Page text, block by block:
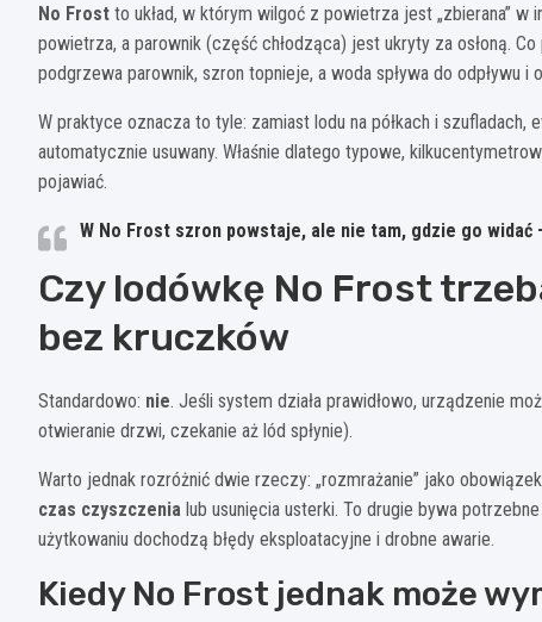
No Frost to układ, w którym wilgoć z powietrza jest „zbierana” w
powietrza, a parownik (część chłodząca) jest ukryty za osłoną.
podgrzewa parownik, szron topnieje, a woda spływa do odpływu
W praktyce oznacza to tyle: zamiast lodu na półkach i szufladach,
automatycznie usuwany. Właśnie dlatego typowe,
pojawiać.
W No Frost szron powstaje, ale nie tam, gdzie go
Czy lodówkę No Frost
bez kruczków
Standardowo: nie. Jeśli system działa prawidłowo, urządzenie
otwieranie drzwi, czekanie aż lód spłynie).
Warto jednak rozróżnić dwie rzeczy: „rozmrażanie” jako
czas czyszczenia lub usunięcia usterki. To drugie bywa
użytkowaniu dochodzą błędy eksploatacyjne i drobne awarie.
Kiedy No Frost jednak może